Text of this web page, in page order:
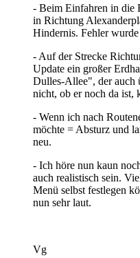
- Beim Einfahren in die
in Richtung
Hindernis. Fehler
- Auf der Strecke
Update ein großer
Dulles-Allee", der auch
nicht, ob er noch da ist,
- Wenn ich nach
möchte = Absturz und
neu.
- Ich höre nun kaun
auch realistisch sein.
Menü selbst festlegen
nun sehr laut.
Vg